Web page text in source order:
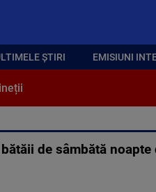
ȘTIRI EMISIUNI
de sâmbătă